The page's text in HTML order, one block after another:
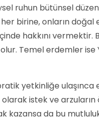
ruhun bütünsel
birine, onların doğal
hakkını vermektir.
Temel erdemler
yetkinliğe ulaşınca
istek ve
kazansa da bu